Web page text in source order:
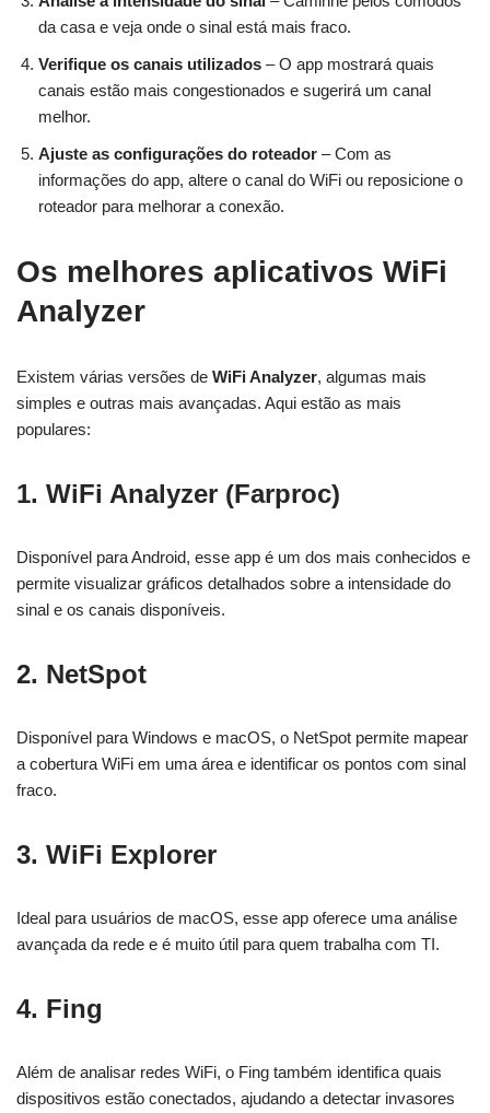
da casa e veja onde o sinal está mais fraco.
Verifique os canais utilizados – O app mostrará quais
canais estão mais congestionados e sugerirá um canal
melhor.
Ajuste as configurações do roteador – Com as
informações do app, altere o canal do WiFi ou reposicione o
roteador para melhorar a conexão.
Os melhores aplicativos WiFi
Analyzer
Existem várias versões de WiFi Analyzer, algumas mais
simples e outras mais avançadas. Aqui estão as mais
populares:
1. WiFi Analyzer (Farproc)
Disponível para Android, esse app é um dos mais conhecidos e
permite visualizar gráficos detalhados sobre a intensidade do
sinal e os canais disponíveis.
2. NetSpot
Disponível para Windows e macOS, o NetSpot permite mapear
a cobertura WiFi em uma área e identificar os pontos com sinal
fraco.
3. WiFi Explorer
Ideal para usuários de macOS, esse app oferece uma análise
avançada da rede e é muito útil para quem trabalha com TI.
4. Fing
Além de analisar redes WiFi, o Fing também identifica quais
dispositivos estão conectados, ajudando a detectar invasores